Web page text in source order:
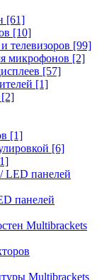
[61]
[10]
телевизоров [99]
микрофонов [2]
[57]
[1]
[2]
[1]
[6]
LED панелей
панелей
Multibrackets
Multibrackets